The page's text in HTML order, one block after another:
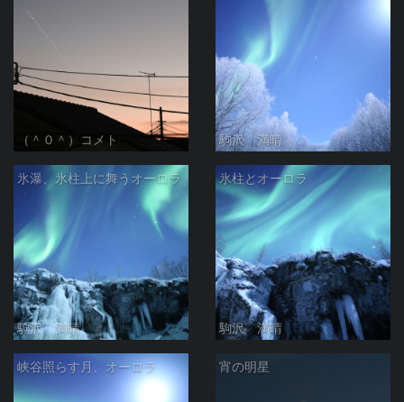
（＾０＾）コメト 駒沢 満晴
氷瀑、氷柱上に舞うオーロラ
駒沢 満晴
氷柱とオーロラ
駒沢 満晴
峡谷照らす月、オーロラ 宵の明星